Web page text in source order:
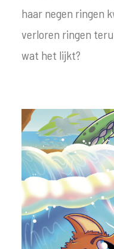
haar negen ringen
verloren ringen
wat het lijkt?